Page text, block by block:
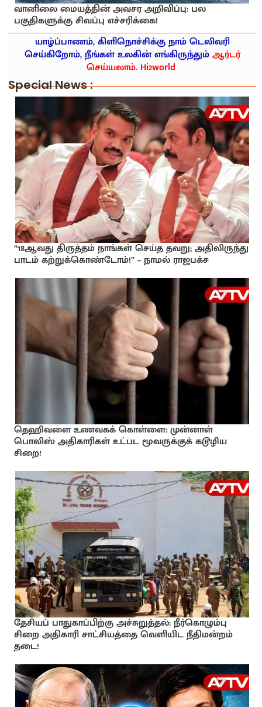
வானிலை மையத்தின் அவசர அறிவிப்பு: பல
பகுதிகளுக்கு சிவப்பு எச்சரிக்கை!
யாழ்ப்பாணம், கிளிநொச்சிக்கு நாம் டெலிவரி
செய்கிறோம், நீங்கள் உலகின் எங்கிருந்தும்ஆர்டர்
செய்யலாம். Hi2world
Special News :
“18ஆவது திருத்தம் நாங்கள் செய்த தவறு; அதிலிருந்து
பாடம் கற்றுக்கொண்டோம்!” – நாமல் ராஜபக்ச
தெஹிவளை உணவகக் கொள்ளை: முன்னாள்
பொலிஸ் அதிகாரிகள் உட்பட மூவருக்குக் கடூழிய
சிறை!
தேசியப் பாதுகாப்பிற்கு அச்சுறுத்தல்: நீர்கொழும்பு
சிறை அதிகாரி சாட்சியத்தை வெளியிட நீதிமன்றம்
தடை!